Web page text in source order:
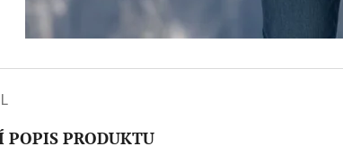
POPIS PRODUKTU